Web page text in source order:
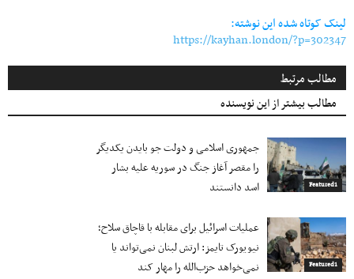
لینک کوتاه شده این نوشته:
https://kayhan.london/?p=302347
مطالب مرتبط
مطالب بیشتر از این نویسنده
Featured1
جمهوری اسلامی و دولت جو بایدن یکدیگر
را مقصر آغاز جنگ در سوریه علیه بشار
اسد دانستند
Featured1
عملیات اسرائیل برای مقابله با قاچاق سلاح؛
نیویورک تایمز: ارتش لبنان نمی‌تواند یا
نمی‌خواهد حزب‌الله را مهار کند